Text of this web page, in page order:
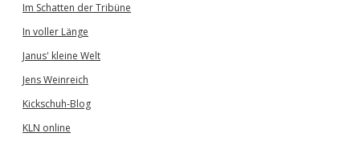
Im Schatten der Tribüne
In voller Länge
Janus' kleine Welt
Jens Weinreich
Kickschuh-Blog
KLN online